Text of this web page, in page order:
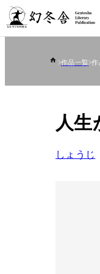
作品一覧
人生
しょうじ